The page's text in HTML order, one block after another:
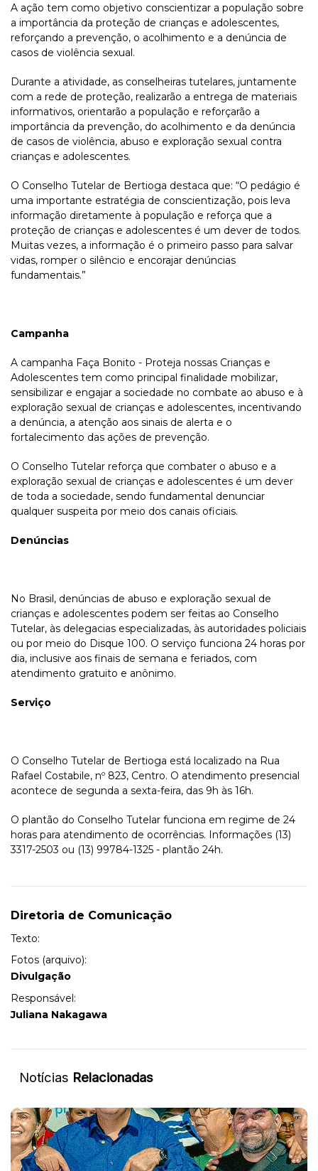
A ação tem como objetivo conscientizar a população sobre
a importância da proteção de crianças e adolescentes,
reforçando a prevenção, o acolhimento e a denúncia de
casos de violência sexual.
Durante a atividade, as conselheiras tutelares, juntamente
com a rede de proteção, realizarão a entrega de materiais
informativos, orientarão a população e reforçarão a
importância da prevenção, do acolhimento e da denúncia
de casos de violência, abuso e exploração sexual contra
crianças e adolescentes.
O Conselho Tutelar de Bertioga destaca que: “O pedágio é
uma importante estratégia de conscientização, pois leva
informação diretamente à população e reforça que a
proteção de crianças e adolescentes é um dever de todos.
Muitas vezes, a informação é o primeiro passo para salvar
vidas, romper o silêncio e encorajar denúncias
fundamentais.”
Campanha
A campanha Faça Bonito - Proteja nossas Crianças e
Adolescentes tem como principal finalidade mobilizar,
sensibilizar e engajar a sociedade no combate ao abuso e à
exploração sexual de crianças e adolescentes, incentivando
a denúncia, a atenção aos sinais de alerta e o
fortalecimento das ações de prevenção.
O Conselho Tutelar reforça que combater o abuso e a
exploração sexual de crianças e adolescentes é um dever
de toda a sociedade, sendo fundamental denunciar
qualquer suspeita por meio dos canais oficiais.
Denúncias
No Brasil, denúncias de abuso e exploração sexual de
crianças e adolescentes podem ser feitas ao Conselho
Tutelar, às delegacias especializadas, às autoridades policiais
ou por meio do Disque 100. O serviço funciona 24 horas por
dia, inclusive aos finais de semana e feriados, com
atendimento gratuito e anônimo.
Serviço
O Conselho Tutelar de Bertioga está localizado na Rua
Rafael Costabile, nº 823, Centro. O atendimento presencial
acontece de segunda a sexta-feira, das 9h às 16h.
O plantão do Conselho Tutelar funciona em regime de 24
horas para atendimento de ocorrências. Informações (13)
3317-2503 ou (13) 99784-1325 - plantão 24h.
Diretoria de Comunicação
Texto:
Fotos (arquivo):
Divulgação
Responsável:
Juliana Nakagawa
Notícias Relacionadas